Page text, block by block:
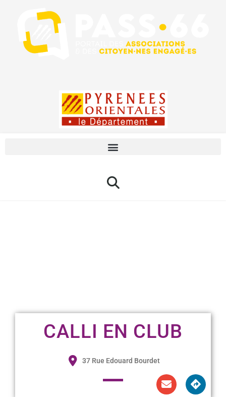
CALLI EN CLUB
37 Rue Edouard Bourdet